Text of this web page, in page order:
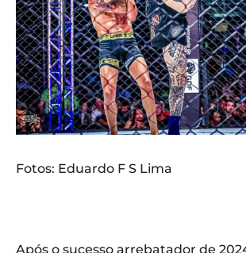
Fotos: Eduardo F S Lima
Após o sucesso arrebatador de